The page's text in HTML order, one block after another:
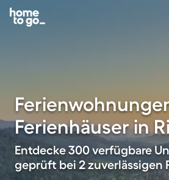
Ferienhäuser in
Entdecke 300 verfügbare
geprüft bei 2 zuverlässigen